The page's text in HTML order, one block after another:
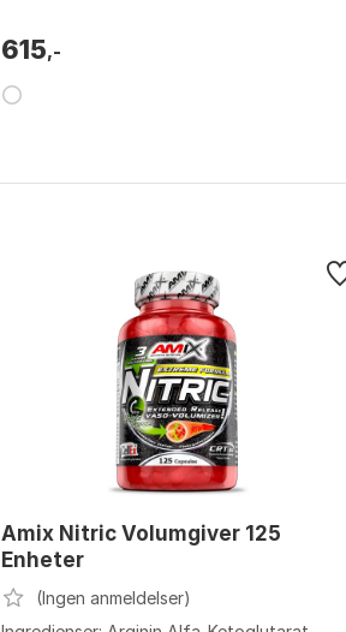
615,-
Amix Nitric Volumgiver 125
Enheter
(Ingen anmeldelser)